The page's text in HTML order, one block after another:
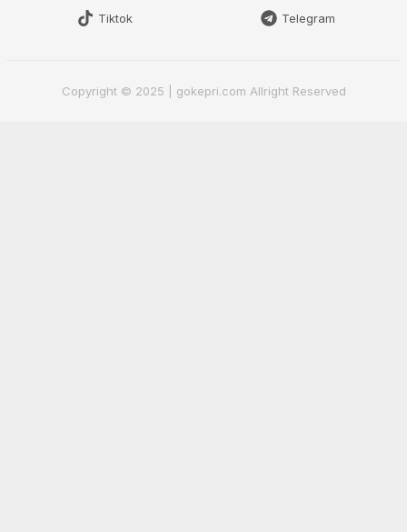
Tiktok
Telegram
Copyright © 2025 | gokepri.com Allright Reserved